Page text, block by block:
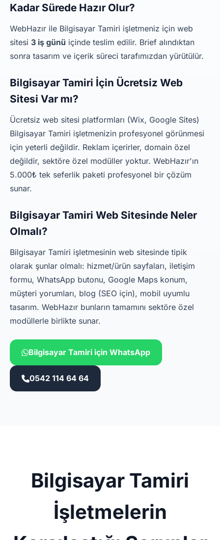
Kadar Sürede Hazır Olur?
WebHazır ile Bilgisayar Tamiri işletmeniz için web
sitesi 3 iş günü içinde teslim edilir. Brief alındıktan
sonra tasarım ve içerik süreci tarafımızdan yürütülür.
Bilgisayar Tamiri İçin Ücretsiz Web
Sitesi Var mı?
Ücretsiz web sitesi platformları (Wix, Google Sites)
Bilgisayar Tamiri işletmenizin profesyonel görünmesi
için yeterli değildir. Reklam içerirler, domain özel
değildir, sektöre özel modüller yoktur. WebHazır'ın
5.000₺ tek seferlik paketi profesyonel bir çözüm
sunar.
Bilgisayar Tamiri Web Sitesinde Neler
Olmalı?
Bilgisayar Tamiri işletmesinin web sitesinde tipik
olarak şunlar olmalı: hizmet/ürün sayfaları, iletişim
formu, WhatsApp butonu, Google Maps konum,
müşteri yorumları, blog (SEO için), mobil uyumlu
tasarım. WebHazır bunların tamamını sektöre özel
modüllerle birlikte sunar.
Bilgisayar Tamiri için WhatsApp
0542 114 64 64
Bilgisayar Tamiri
İşletmelerin